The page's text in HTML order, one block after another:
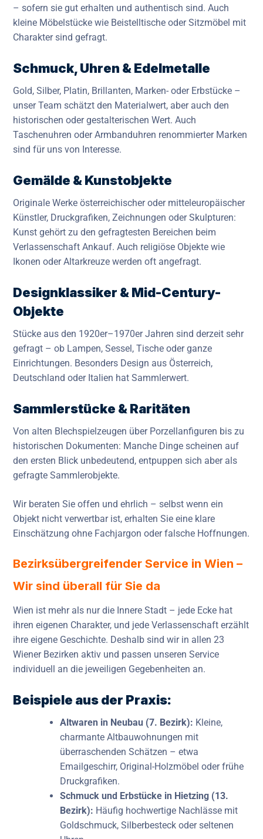
– sofern sie gut erhalten und authentisch sind. Auch
kleine Möbelstücke wie Beistelltische oder Sitzmöbel mit
Charakter sind gefragt.
Schmuck, Uhren & Edelmetalle
Gold, Silber, Platin, Brillanten, Marken- oder Erbstücke –
unser Team schätzt den Materialwert, aber auch den
historischen oder gestalterischen Wert. Auch
Taschenuhren oder Armbanduhren renommierter Marken
sind für uns von Interesse.
Gemälde & Kunstobjekte
Originale Werke österreichischer oder mitteleuropäischer
Künstler, Druckgrafiken, Zeichnungen oder Skulpturen:
Kunst gehört zu den gefragtesten Bereichen beim
Verlassenschaft Ankauf. Auch religiöse Objekte wie
Ikonen oder Altarkreuze werden oft angefragt.
Designklassiker & Mid-Century-
Objekte
Stücke aus den 1920er–1970er Jahren sind derzeit sehr
gefragt – ob Lampen, Sessel, Tische oder ganze
Einrichtungen. Besonders Design aus Österreich,
Deutschland oder Italien hat Sammlerwert.
Sammlerstücke & Raritäten
Von alten Blechspielzeugen über Porzellanfiguren bis zu
historischen Dokumenten: Manche Dinge scheinen auf
den ersten Blick unbedeutend, entpuppen sich aber als
gefragte Sammlerobjekte.
Wir beraten Sie offen und ehrlich – selbst wenn ein
Objekt nicht verwertbar ist, erhalten Sie eine klare
Einschätzung ohne Fachjargon oder falsche Hoffnungen.
Bezirksübergreifender Service in Wien –
Wir sind überall für Sie da
Wien ist mehr als nur die Innere Stadt – jede Ecke hat
ihren eigenen Charakter, und jede Verlassenschaft erzählt
ihre eigene Geschichte. Deshalb sind wir in allen 23
Wiener Bezirken aktiv und passen unseren Service
individuell an die jeweiligen Gegebenheiten an.
Beispiele aus der Praxis:
Altwaren in Neubau (7. Bezirk): Kleine,
charmante Altbauwohnungen mit
überraschenden Schätzen – etwa
Emailgeschirr, Original-Holzmöbel oder frühe
Druckgrafiken.
Schmuck und Erbstücke in Hietzing (13.
Bezirk): Häufig hochwertige Nachlässe mit
Goldschmuck, Silberbesteck oder seltenen